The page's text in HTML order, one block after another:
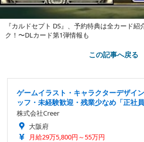
『カルドセプト DS』、予約特典は全カード
ク！〜DLカード第1弾情報も
この記事へ戻る
ゲームイラスト・キャラクターデザイ
ッフ・未経験歓迎・残業少なめ「正社
株式会社Creer
大阪府
月給29万5,800円～55万円